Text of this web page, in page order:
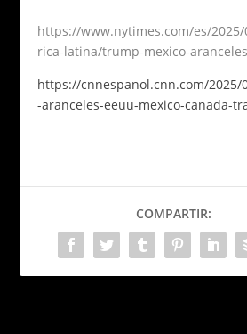
https://www.nytimes.com/es/
rica-latina/trump-mexico-
https://cnnespanol.cnn.com/
-aranceles-eeuu-mexico-canada-
COMPARTIR: